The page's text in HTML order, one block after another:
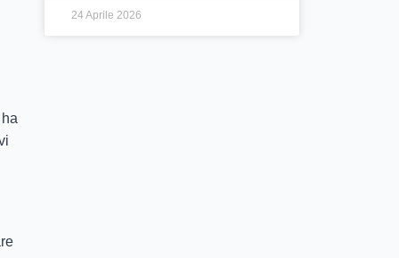
24 Aprile 2026